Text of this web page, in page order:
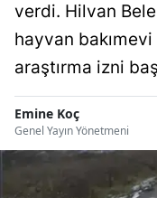
verdi. Hilvan
hayvan
araştırma izni
Emine Koç
Genel Yayın Yönetmeni